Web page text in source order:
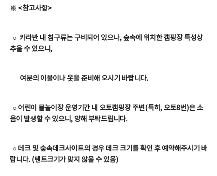
※ <참고사항>
○ 카라반 내 침구류는 구비되어 있으나, 숲속에 위치한 캠핑장 특성상
추울 수 있으니,
여분의 이불이나 옷을 준비해 오시기 바랍니다.
○ 어린이 물놀이장 운영기간 내 오토캠핑장 주변(특히, 오토8번)은 소
음이 발생할 수 있으니, 양해 부탁드립니다.
○ 데크 및 숲속데크사이트의 경우 데크 크기를 확인 후 예약해주시기 바
랍니다. (텐트크기가 맞지 않을 수 있음)